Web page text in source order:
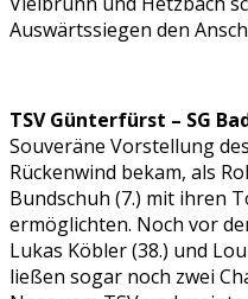
Auswärtssiegen den
TSV Günterfürst – SG
Souveräne Vorstellung
Rückenwind bekam, als
Bundschuh (7.) mit ihren
ermöglichten. Noch vor
Lukas Köbler (38.) und
ließen sogar noch zwei